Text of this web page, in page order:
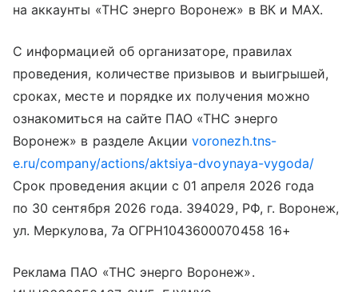
на аккаунты «ТНС энерго Воронеж» в ВК и МАХ.
С информацией об организаторе, правилах
проведения, количестве призывов и выигрышей,
сроках, месте и порядке их получения можно
ознакомиться на сайте ПАО «ТНС энерго
Воронеж» в разделе Акцииvoronezh.tns-
e.ru/company/actions/aktsiya-dvoynaya-vygoda/
Срок проведения акции с 01 апреля 2026 года
по 30 сентября 2026 года. 394029, РФ, г. Воронеж,
ул. Меркулова, 7а ОГРН1043600070458 16+
Реклама ПАО «ТНС энерго Воронеж».